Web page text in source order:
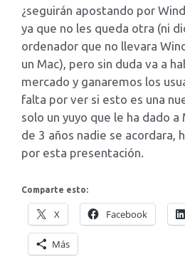
¿seguirán apostando por
ya que no les queda otra (ni
ordenador que no llevara
un Mac), pero sin duda va a
mercado y ganaremos los
falta por ver si esto es una
solo un yuyo que le ha dado
de 3 años nadie se acordara,
por esta presentación.
Comparte esto:
X Facebook
Más